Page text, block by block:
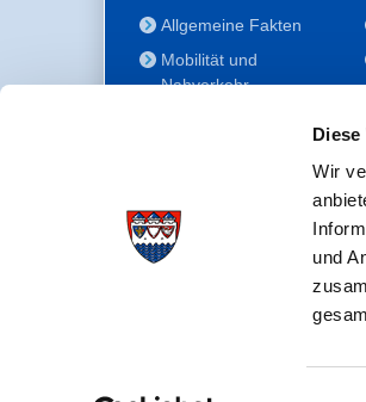
Wir
und
Allgemeine Fakten
Mobilität und
Nahverkehr
Gesundheit
Bildung